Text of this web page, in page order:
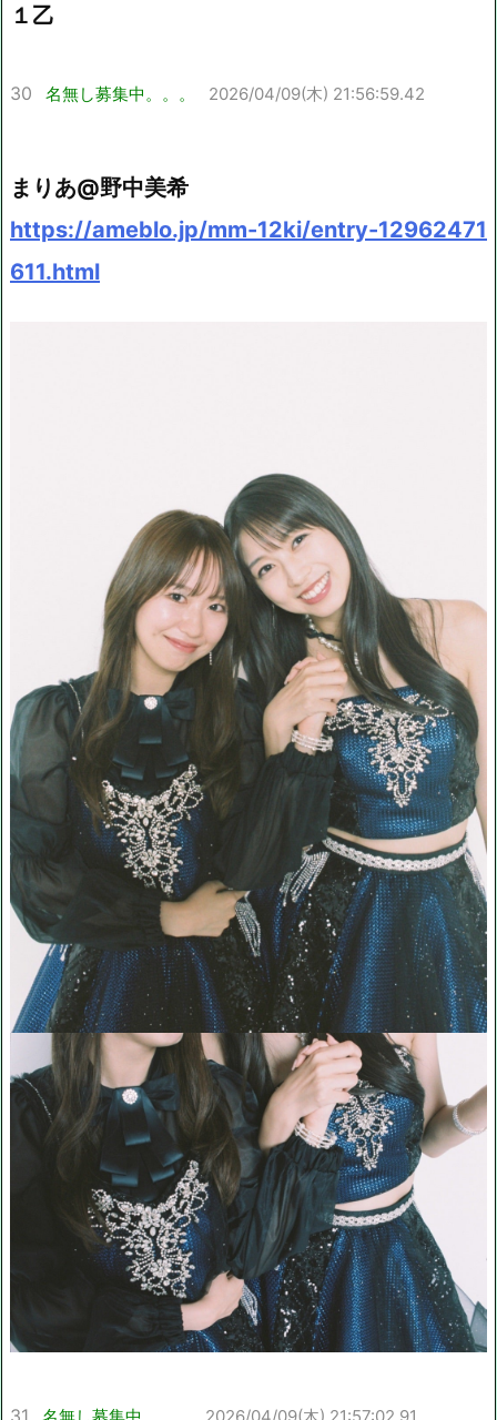
１乙
30 名無し募集中。。。 2026/04/09(木) 21:56:59.42
まりあ@野中美希
https://ameblo.jp/mm-12ki/entry-12962471
611.html
31